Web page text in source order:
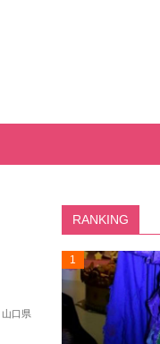
山口県
RANKING
1